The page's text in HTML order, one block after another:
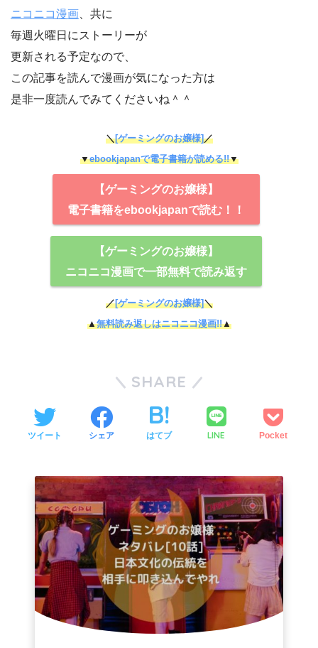
ニコニコ漫画、共に
毎週火曜日にストーリーが
更新される予定なので、
この記事を読んで漫画が気になった方は
是非一度読んでみてくださいね＾＾
＼[ゲーミングのお嬢様]／
▼ebookjapanで電子書籍が読める!!▼
【ゲーミングのお嬢様】
電子書籍をebookjapanで読む！！
【ゲーミングのお嬢様】
ニコニコ漫画で一部無料で読み返す
／[ゲーミングのお嬢様]＼
▲無料読み返しはニコニコ漫画!!▲
SHARE
ツイート シェア はてブ LINE Pocket